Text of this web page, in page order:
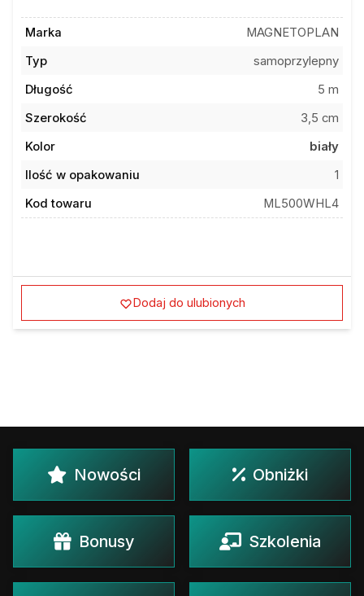
Marka
MAGNETOPLAN
Typ
samoprzylepny
Długość
5 m
Szerokość
3,5 cm
Kolor
biały
Ilość w opakowaniu
1
Kod towaru
ML500WHL4
Dodaj do ulubionych
Nowości Obniżki
Bonusy Szkolenia